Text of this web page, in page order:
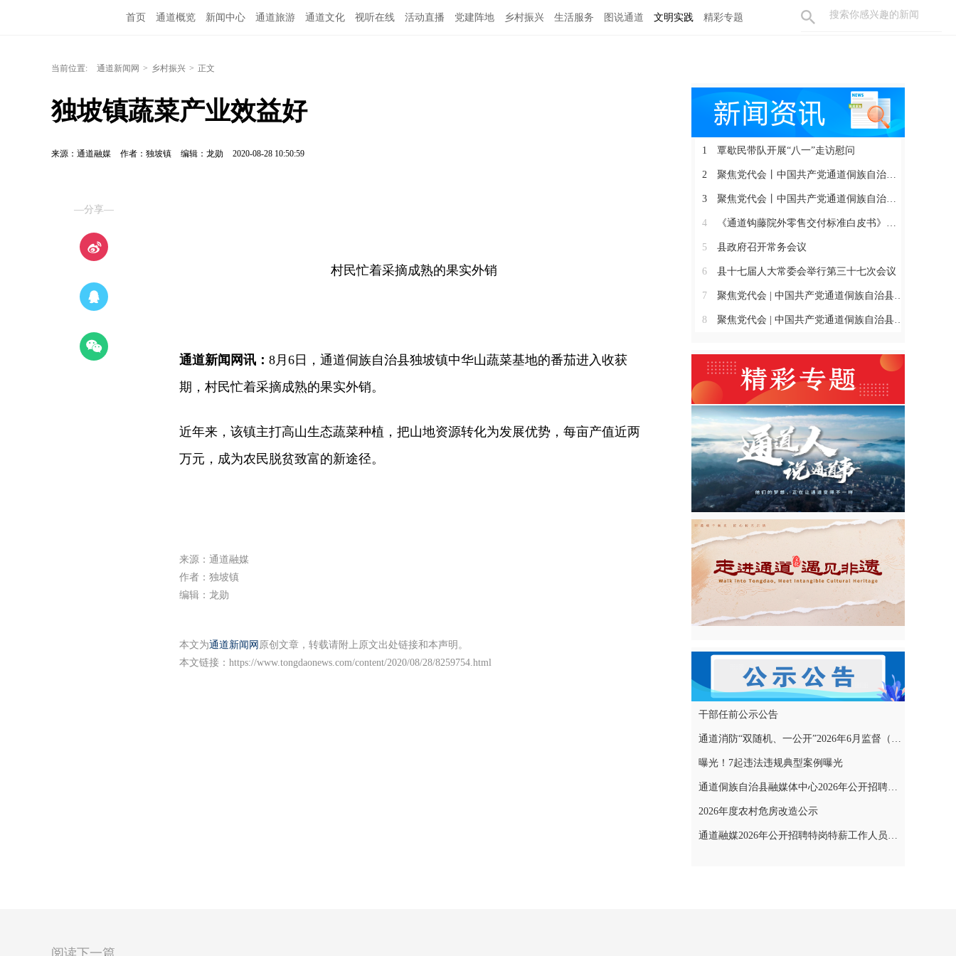
首页 通道概览 新闻中心 通道旅游 通道文化 视听在线 活动直播 党建阵地 乡村振兴 生活服务 图说通道 文明实践 精彩专题
当前位置: 通道新闻网 > 乡村振兴 > 正文
独坡镇蔬菜产业效益好
来源：通道融媒 作者：独坡镇 编辑：龙勋 2020-08-28 10:50:59
—分享—
村民忙着采摘成熟的果实外销
通道新闻网讯： 8月6日，通道侗族自治县独坡镇中华山蔬菜基地的番茄进入收获
期，村民忙着采摘成熟的果实外销。
近年来，该镇主打高山生态蔬菜种植，把山地资源转化为发展优势，每亩产值近两
万元，成为农民脱贫致富的新途径。
来源：通道融媒
作者：独坡镇
编辑：龙勋
本文为通道新闻网 原创文章，转载请附上原文出处链接和本声明。
本文链接： https://www.tongdaonews.com/content/2020/08/28/8259754.html
1 覃歇民带队开展“八一”走访慰问
2 聚焦党代会丨中国共产党通道侗族自治县第十四届委员会召开第一次全体会议
3 聚焦党代会丨中国共产党通道侗族自治县第十四次代表大会胜利闭幕
4 《通道钩藤院外零售交付标准白皮书》正式发布
5 县政府召开常务会议
6 县十七届人大常委会举行第三十七次会议
7 聚焦党代会 | 中国共产党通道侗族自治县第十四次代表大会开幕
8 聚焦党代会 | 中国共产党通道侗族自治县第十四次代表大会主席团举行第三、四、五、六次会议
干部任前公示公告
通道消防“双随机、一公开”2026年6月监督（专项）抽查结果和2026年7月监督（专项）抽查计划公示
曝光！7起违法违规典型案例曝光
通道侗族自治县融媒体中心2026年公开招聘特岗特薪工作人员拟聘用人员名单公示
2026年度农村危房改造公示
通道融媒2026年公开招聘特岗特薪工作人员考试成绩公示
阅读下一篇